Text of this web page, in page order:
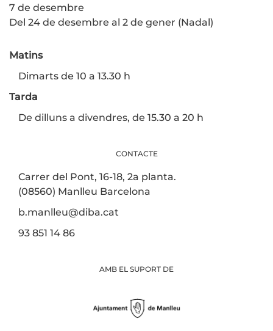
7 de desembre
Del 24 de desembre al 2 de gener (Nadal)
Matins
Dimarts de 10 a 13.30 h
Tarda
De dilluns a divendres, de 15.30 a 20 h
CONTACTE
Carrer del Pont, 16-18, 2a planta.
(08560) Manlleu Barcelona
b.manlleu@diba.cat
93 851 14 86
AMB EL SUPORT DE